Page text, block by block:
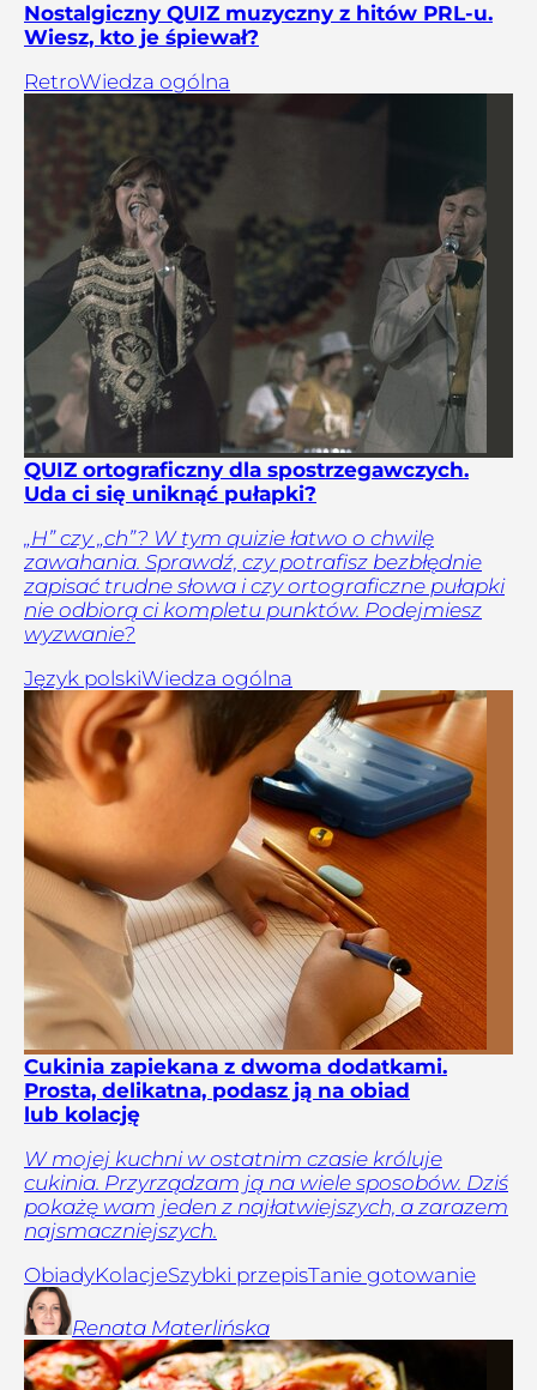
Nostalgiczny QUIZ muzyczny z hitów PRL-u.
Wiesz, kto je śpiewał?
RetroWiedza ogólna
QUIZ ortograficzny dla spostrzegawczych.
Uda ci się uniknąć pułapki?
„H” czy „ch”? W tym quizie łatwo o chwilę
zawahania. Sprawdź, czy potrafisz bezbłędnie
zapisać trudne słowa i czy ortograficzne pułapki
nie odbiorą ci kompletu punktów. Podejmiesz
wyzwanie?
Język polskiWiedza ogólna
Cukinia zapiekana z dwoma dodatkami.
Prosta, delikatna, podasz ją na obiad
lub kolację
W mojej kuchni w ostatnim czasie króluje
cukinia. Przyrządzam ją na wiele sposobów. Dziś
pokażę wam jeden z najłatwiejszych, a zarazem
najsmaczniejszych.
ObiadyKolacjeSzybki przepisTanie gotowanie
Renata Materlińska